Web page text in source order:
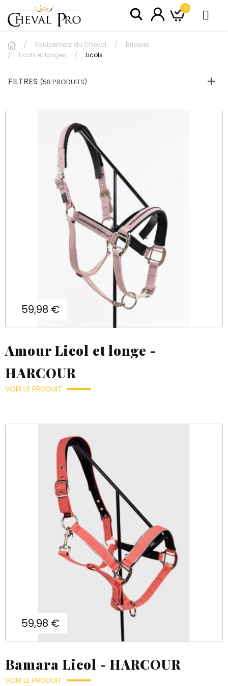
0
Equipement du Cheval
Briderie
Licols et longes
Licols
FILTRES (58 PRODUITS)
Prix
59,98 €
Amour Licol et longe -
HARCOUR
VOIR LE PRODUIT
Prix
59,98 €
Bamara Licol - HARCOUR
VOIR LE PRODUIT